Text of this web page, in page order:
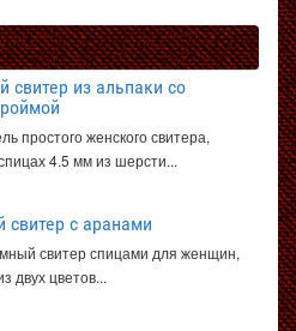
свитер из альпаки со
простого женского свитера,
4.5 мм из шерсти...
свитер с аранами
свитер спицами для женщин,
двух цветов...